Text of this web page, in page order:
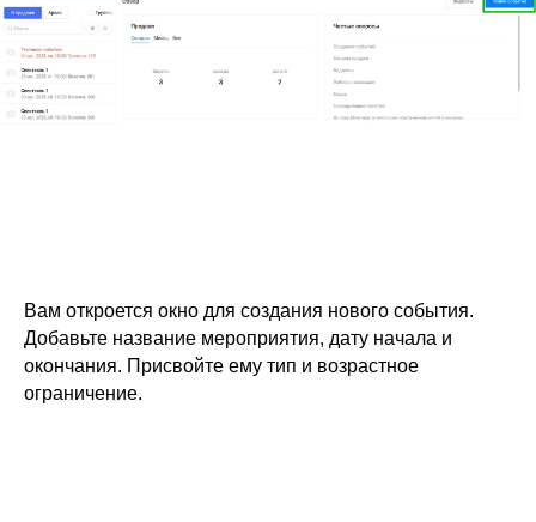
Вам откроется окно для создания нового события.
Добавьте название мероприятия, дату начала и
окончания. Присвойте ему тип и возрастное
ограничение.